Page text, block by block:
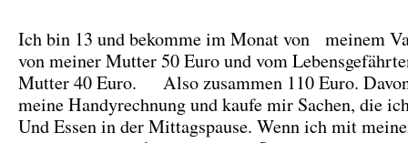
Ich bin 13 und bekomme im Monat von meinem
von meiner Mutter 50 Euro und vom
Mutter 40 Euro. Also zusammen 110 Euro.
meine Handyrechnung und kaufe mir Sachen, die
Und Essen in der Mittagspause. Wenn ich mit